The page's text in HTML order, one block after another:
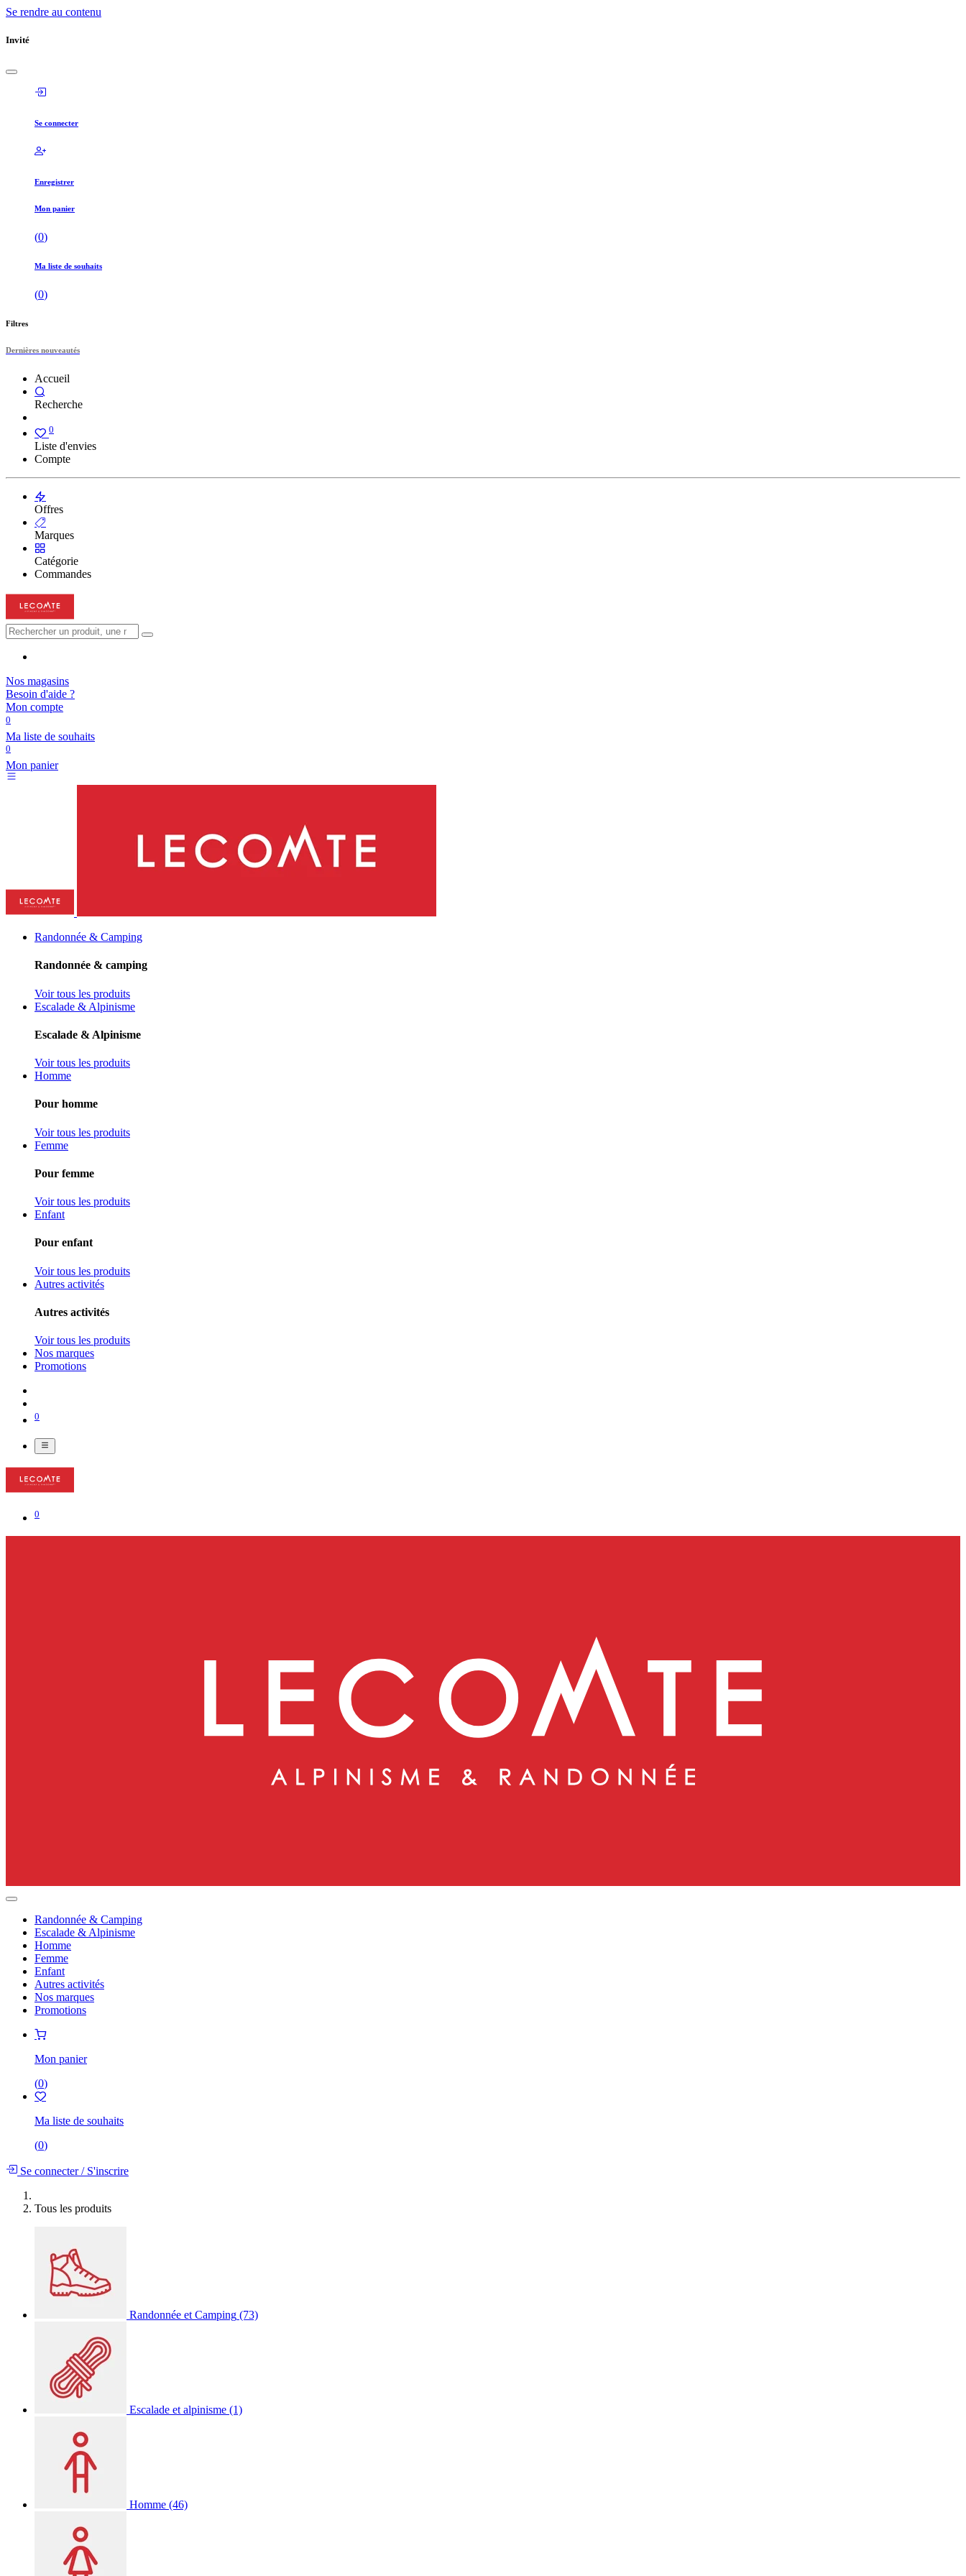
Se rendre au contenu
Invité
Se connecter
Enregistrer
Mon panier
(0)
Ma liste de souhaits
(0)
Filtres
Dernières nouveautés
Accueil
Recherche
0
Liste d'envies
Compte
Offres
Marques
Catégorie
Commandes
Nos magasins
Besoin d'aide ?
Mon compte
0
Ma liste de souhaits
0
Mon panier
Randonnée & Camping
Randonnée & camping
Voir tous les produits
Escalade & Alpinisme
Escalade & Alpinisme
Voir tous les produits
Homme
Pour homme
Voir tous les produits
Femme
Pour femme
Voir tous les produits
Enfant
Pour enfant
Voir tous les produits
Autres activités
Autres activités
Voir tous les produits
Nos marques
Promotions
0
0
Randonnée & Camping
Escalade & Alpinisme
Homme
Femme
Enfant
Autres activités
Nos marques
Promotions
Mon panier
(0)
Ma liste de souhaits
(0)
Se connecter/S'inscrire
Tous les produits
Randonnée et Camping (73)
Escalade et alpinisme (1)
Homme (46)